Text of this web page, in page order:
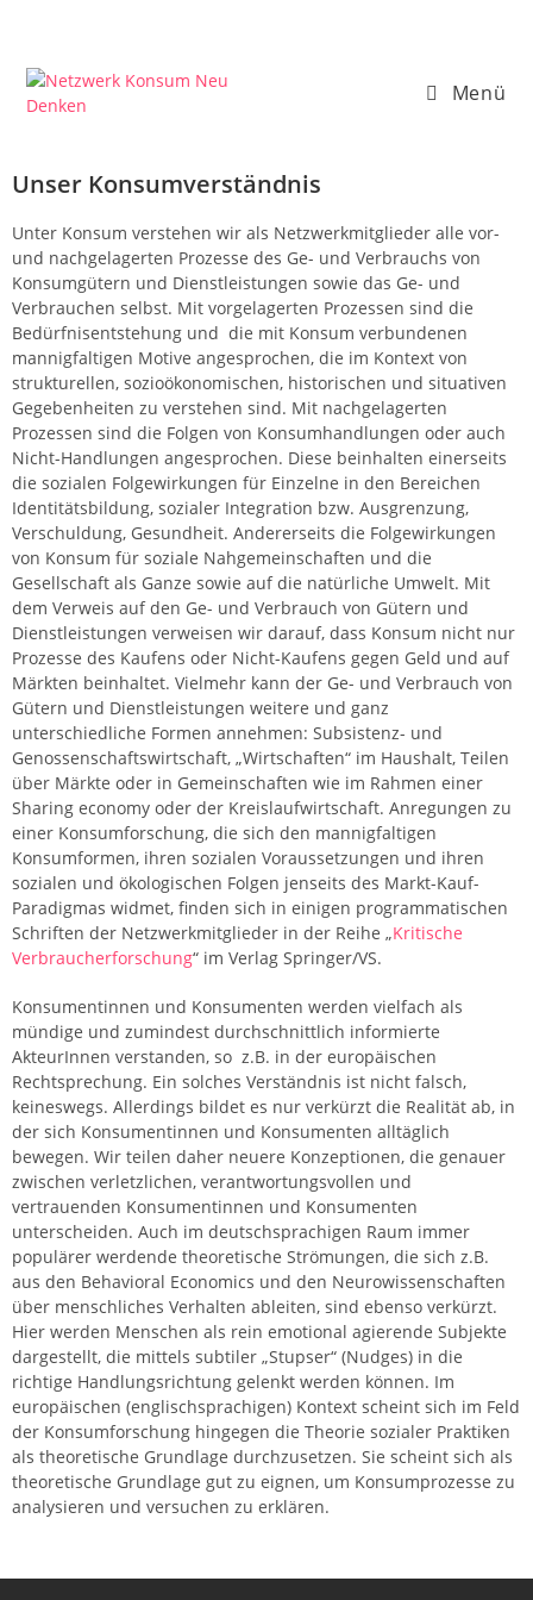
Menü
Unser Konsumverständnis
Unter Konsum verstehen wir als Netzwerkmitglieder alle vor-
und nachgelagerten Prozesse des Ge- und Verbrauchs von
Konsumgütern und Dienstleistungen sowie das Ge- und
Verbrauchen selbst. Mit vorgelagerten Prozessen sind die
Bedürfnisentstehung und die mit Konsum verbundenen
mannigfaltigen Motive angesprochen, die im Kontext von
strukturellen, sozioökonomischen, historischen und situativen
Gegebenheiten zu verstehen sind. Mit nachgelagerten
Prozessen sind die Folgen von Konsumhandlungen oder auch
Nicht-Handlungen angesprochen. Diese beinhalten einerseits
die sozialen Folgewirkungen für Einzelne in den Bereichen
Identitätsbildung, sozialer Integration bzw. Ausgrenzung,
Verschuldung, Gesundheit. Andererseits die Folgewirkungen
von Konsum für soziale Nahgemeinschaften und die
Gesellschaft als Ganze sowie auf die natürliche Umwelt. Mit
dem Verweis auf den Ge- und Verbrauch von Gütern und
Dienstleistungen verweisen wir darauf, dass Konsum nicht nur
Prozesse des Kaufens oder Nicht-Kaufens gegen Geld und auf
Märkten beinhaltet. Vielmehr kann der Ge- und Verbrauch von
Gütern und Dienstleistungen weitere und ganz
unterschiedliche Formen annehmen: Subsistenz- und
Genossenschaftswirtschaft, „Wirtschaften“ im Haushalt, Teilen
über Märkte oder in Gemeinschaften wie im Rahmen einer
Sharing economy oder der Kreislaufwirtschaft. Anregungen zu
einer Konsumforschung, die sich den mannigfaltigen
Konsumformen, ihren sozialen Voraussetzungen und ihren
sozialen und ökologischen Folgen jenseits des Markt-Kauf-
Paradigmas widmet, finden sich in einigen programmatischen
Schriften der Netzwerkmitglieder in der Reihe „Kritische
Verbraucherforschung“ im Verlag Springer/VS.
Konsumentinnen und Konsumenten werden vielfach als
mündige und zumindest durchschnittlich informierte
AkteurInnen verstanden, so z.B. in der europäischen
Rechtsprechung. Ein solches Verständnis ist nicht falsch,
keineswegs. Allerdings bildet es nur verkürzt die Realität ab, in
der sich Konsumentinnen und Konsumenten alltäglich
bewegen. Wir teilen daher neuere Konzeptionen, die genauer
zwischen verletzlichen, verantwortungsvollen und
vertrauenden Konsumentinnen und Konsumenten
unterscheiden. Auch im deutschsprachigen Raum immer
populärer werdende theoretische Strömungen, die sich z.B.
aus den Behavioral Economics und den Neurowissenschaften
über menschliches Verhalten ableiten, sind ebenso verkürzt.
Hier werden Menschen als rein emotional agierende Subjekte
dargestellt, die mittels subtiler „Stupser“ (Nudges) in die
richtige Handlungsrichtung gelenkt werden können. Im
europäischen (englischsprachigen) Kontext scheint sich im Feld
der Konsumforschung hingegen die Theorie sozialer Praktiken
als theoretische Grundlage durchzusetzen. Sie scheint sich als
theoretische Grundlage gut zu eignen, um Konsumprozesse zu
analysieren und versuchen zu erklären.